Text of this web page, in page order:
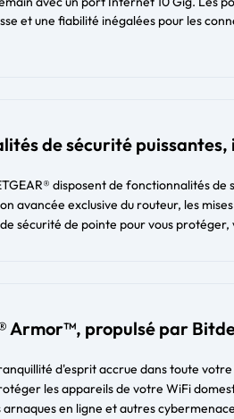
et une fiabilité inégalées pour les
de sécurité puissantes,
disposent de fonctionnalités
avancée exclusive du routeur, les
sécurité de pointe pour vous protéger,
Armor™, propulsé par
d'esprit accrue dans toute
les appareils de votre WiFi
arnaques en ligne et autres